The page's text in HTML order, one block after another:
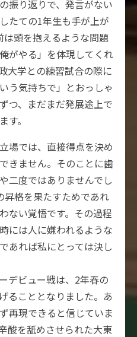
振り返りで、発言がない
たての1年生も手が上が
は頭を抱えるような問題
がやる」を体現してくれ
大学との練習試合の際に
う気持ちで」とおっしゃ
つ、まだまだ発展途上で
す。
場では、直接得点を決め
きません。そのことに歯
二度ではありませんでし
昇格を果たすためであれ
ない覚悟です。その過程
には人に嫌われるような
あれば私にとっては決し
デビュー戦は、2年春の
ることとなりました。あ
再現できると信じていま
酸を舐めさせられた大東